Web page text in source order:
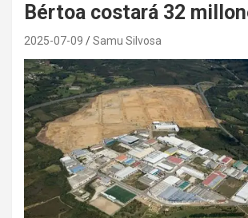
Bértoa costará 32
2025-07-09 Samu Silvosa